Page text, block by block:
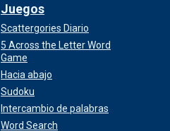
Juegos
Scattergories Diario
5 Across the Letter Word
Game
Hacia abajo
Sudoku
Intercambio de palabras
Word Search